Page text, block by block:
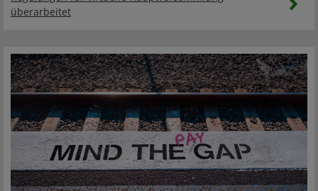
überarbeitet
werden
SE-Hauptversammlungen dürfen später stattfinden